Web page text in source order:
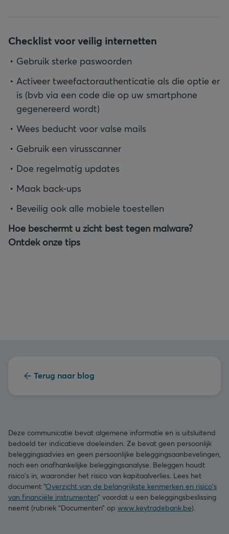
Checklist voor veilig internetten
Gebruik sterke paswoorden
Activeer tweefactorauthenticatie als die optie er
is (bvb via een code die op uw smartphone
gegenereerd wordt)
Wees beducht voor valse mails
Gebruik een virusscanner
Doe regelmatig updates
Maak back-ups
Beveilig ook alle mobiele toestellen
Hoe beschermt u zicht best tegen malware?
Ontdek onze tips
Terug naar blog
Deze communicatie bevat algemene informatie en is uitsluitend
bedoeld ter indicatieve doeleinden. Ze bevat geen persoonlijk
beleggingsadvies en geen persoonlijke beleggingsaanbevelingen,
noch een onafhankelijke beleggingsanalyse. Beleggen houdt
risico's in, waaronder het risico van kapitaalverlies. Lees het
document “Overzicht van de belangrijkste kenmerken en risico's
van financiële instrumenten” voordat u een beleggingsbeslissing
neemt (rubriek “Documenten” op www.keytradebank.be).